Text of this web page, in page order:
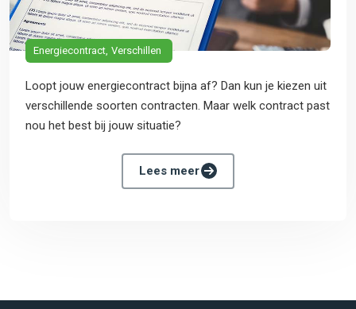
Energiecontract Verschillen
Loopt jouw energiecontract bijna af? Dan kun je kiezen uit
verschillende soorten contracten. Maar welk contract past
nou het best bij jouw situatie?
Lees meer